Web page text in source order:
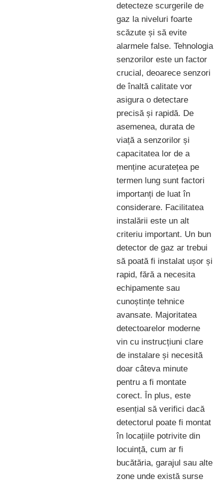
detecteze scurgerile de
gaz la niveluri foarte
scăzute și să evite
alarmele false. Tehnologia
senzorilor este un factor
crucial, deoarece senzori
de înaltă calitate vor
asigura o detectare
precisă și rapidă. De
asemenea, durata de
viață a senzorilor și
capacitatea lor de a
menține acuratețea pe
termen lung sunt factori
importanți de luat în
considerare. Facilitatea
instalării este un alt
criteriu important. Un bun
detector de gaz ar trebui
să poată fi instalat ușor și
rapid, fără a necesita
echipamente sau
cunoștințe tehnice
avansate. Majoritatea
detectoarelor moderne
vin cu instrucțiuni clare
de instalare și necesită
doar câteva minute
pentru a fi montate
corect. În plus, este
esențial să verifici dacă
detectorul poate fi montat
în locațiile potrivite din
locuință, cum ar fi
bucătăria, garajul sau alte
zone unde există surse